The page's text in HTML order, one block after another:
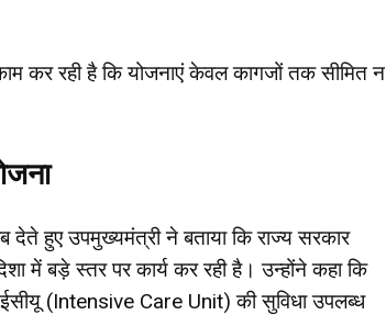
कर रही है कि योजनाएं केवल कागजों तक सीमित न
देते हुए उपमुख्यमंत्री ने बताया कि राज्य सरकार
में बड़े स्तर पर कार्य कर रही है। उन्होंने कहा कि
(Intensive Care Unit) की सुविधा उपलब्ध